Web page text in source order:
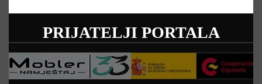
PRIJATELJI PORTALA